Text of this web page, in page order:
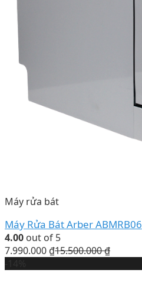
Máy rửa bát
Máy Rửa Bát Arber ABMRB06
4.00 out of 5
7.990.000 ₫15.500.000₫